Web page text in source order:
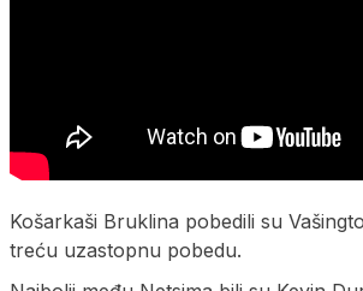
Košarkaši Bruklina pobedili su
treću uzastopnu pobedu.